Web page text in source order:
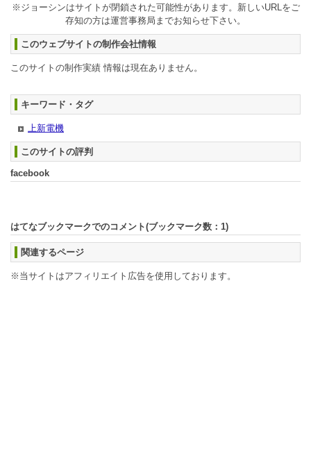
※ジョーシンはサイトが閉鎖された可能性があります。新しいURLをご
存知の方は運営事務局までお知らせ下さい。
このウェブサイトの制作会社情報
このサイトの制作実績 情報は現在ありません。
キーワード・タグ
上新電機
このサイトの評判
facebook
はてなブックマークでのコメント(ブックマーク数： 1)
関連するページ
※当サイトはアフィリエイト広告を使用しております。